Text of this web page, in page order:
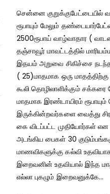
சென்னை குறுக்குபேட்டையில்
ரூபாயும் மேலும்
2500ரூபாய் வாழ்வாதார (
தஞ்சாவூர் மாவட்டத்தில்
இதயம் அறுவை சிகிச்சை
( 25)மாதமாக ஒரு
கூலி தொழிலாளிக்கும்
மாதமாக இரண்டாயிரம்
இருக்கின்றவர்களை வைத்து
கை விடப்பட்ட முதியோர்கள்
அடங்கிய பைகள் 30
மாணவிகளுக்கு கல்வி
இறைவனின் உதவியால் இந்த
எல்லா புகழும் இறைவனுக்கே…